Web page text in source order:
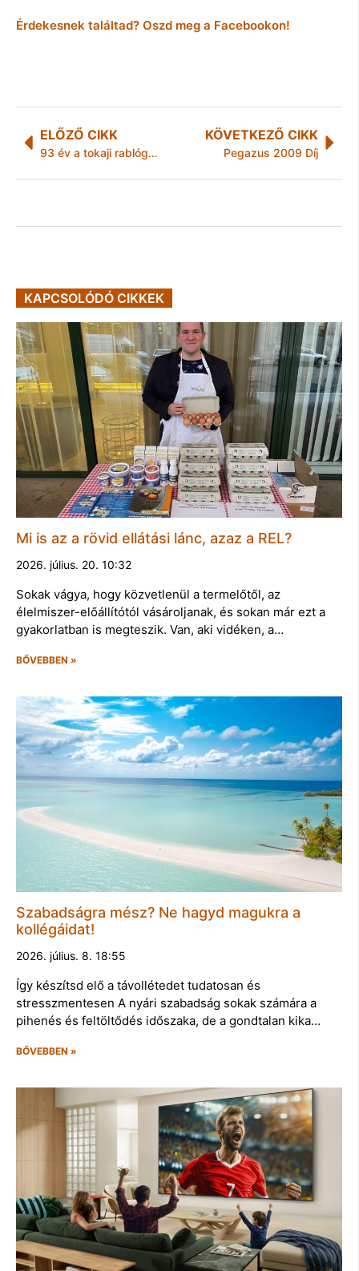
Érdekesnek találtad? Oszd meg a Facebookon!
ELŐZŐ CIKK
93 év a tokaji rablógyilkosságért
KÖVETKEZŐ CIKK
Pegazus 2009 Díj
KAPCSOLÓDÓ CIKKEK
Mi is az a rövid ellátási lánc, azaz a REL?
2026. július. 20. 10:32
Sokak vágya, hogy közvetlenül a termelőtől, az
élelmiszer-előállítótól vásároljanak, és sokan már ezt a
gyakorlatban is megteszik. Van, aki vidéken, a…
BŐVEBBEN »
Szabadságra mész? Ne hagyd magukra a
kollégáidat!
2026. július. 8. 18:55
Így készítsd elő a távollétedet tudatosan és
stresszmentesen A nyári szabadság sokak számára a
pihenés és feltöltődés időszaka, de a gondtalan kika…
BŐVEBBEN »